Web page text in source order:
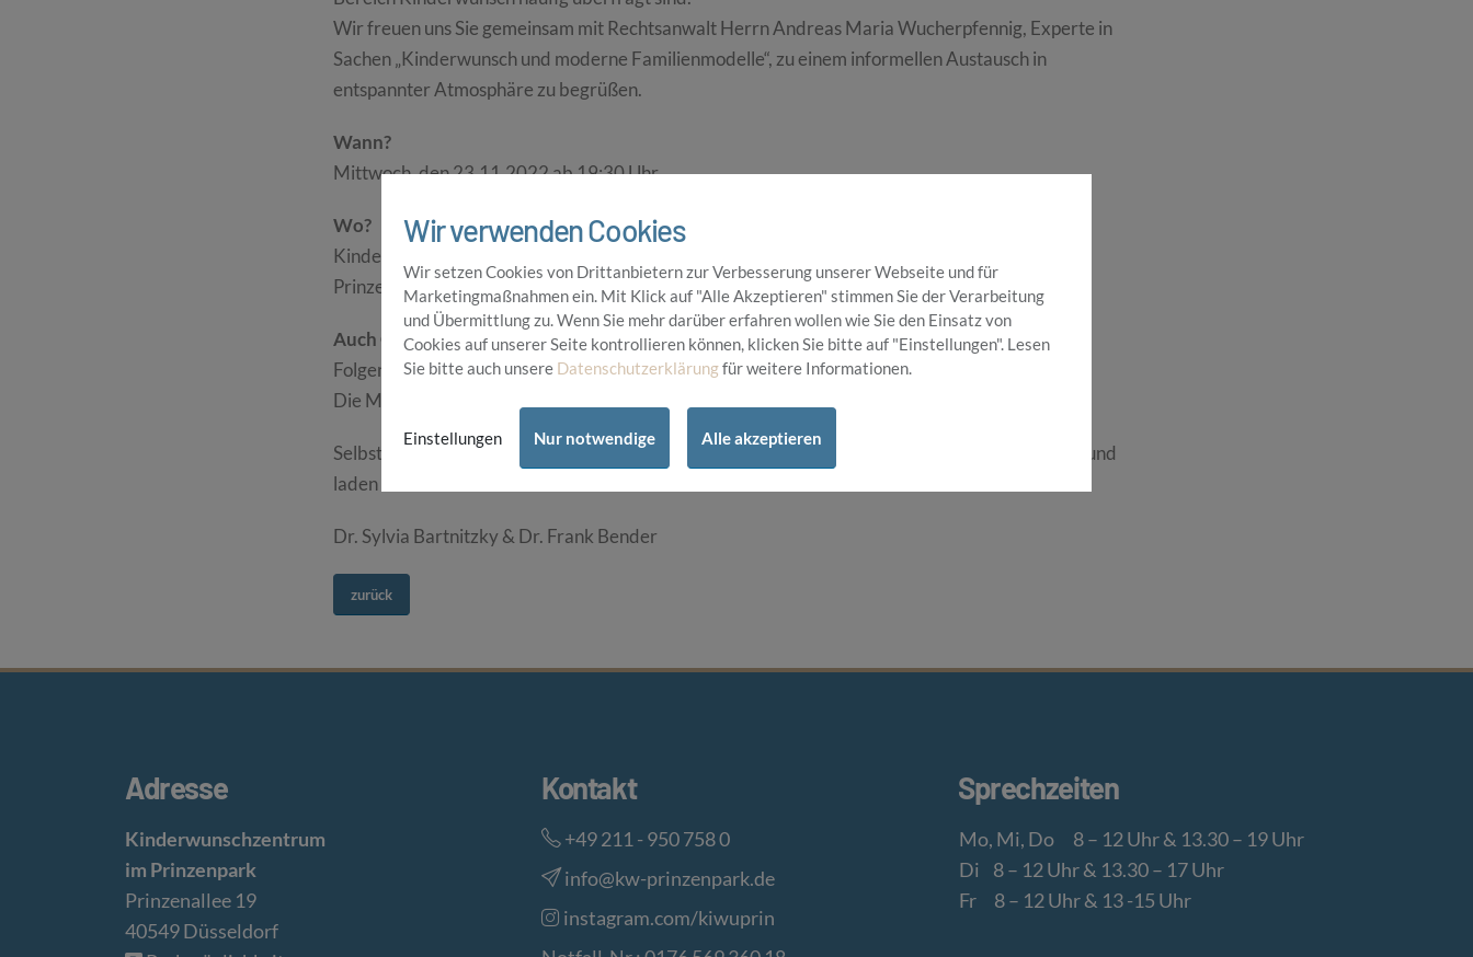
Wir verwenden Cookies
Wir setzen Cookies von Drittanbietern zur Verbesserung unserer Webseite und für
Marketingmaßnahmen ein. Mit Klick auf "Alle Akzeptieren" stimmen Sie der Verarbeitung
und Übermittlung zu. Wenn Sie mehr darüber erfahren wollen wie Sie den Einsatz von
Cookies auf unserer Seite kontrollieren können, klicken Sie bitte auf "Einstellungen". Lesen
Sie bitte auch unsere Datenschutzerklärungfür weitere Informationen.
Einstellungen Nur notwendige Alle akzeptieren
Wir freuen uns Sie gemeinsam mit Rechtsanwalt Herrn Andreas Maria Wucherpfennig, Experte in
Sachen „Kinderwunsch und moderne Familienmodelle“, zu einem informellen Austausch in
entspannter Atmosphäre zu begrüßen.
Wann?
Mittwoch, den 23.11.2022 ab 19:30 Uhr
Wo?
Kinderwunschzentrum im Prinzenpark
Prinzenallee 19 in Düsseldorf-Heerdt
Auch Online teilnehmen:
Folgen Sie dafür diesem Link: https://meet.goto.com/419633629
Die Meeting-ID ist: 419-633-629
Selbstverständlich stehen wir Ihnen auch zu Fragen rund um den Kinderwunsch zur Verfügung und
laden Sie herzlich ein.
Dr. Sylvia Bartnitzky & Dr. Frank Bender
zurück
Adresse
Kinderwunschzentrum
im Prinzenpark
Prinzenallee 19
40549 Düsseldorf
Kontakt
+49 211 - 950 758 0
info@kw-prinzenpark.de
instagram.com/kiwuprin
Sprechzeiten
Mo, Mi, Do
8 – 12 Uhr & 13.30 – 19 Uhr
Di
8 – 12 Uhr & 13.30 – 17 Uhr
Fr
8 – 12 Uhr & 13 -15 Uhr